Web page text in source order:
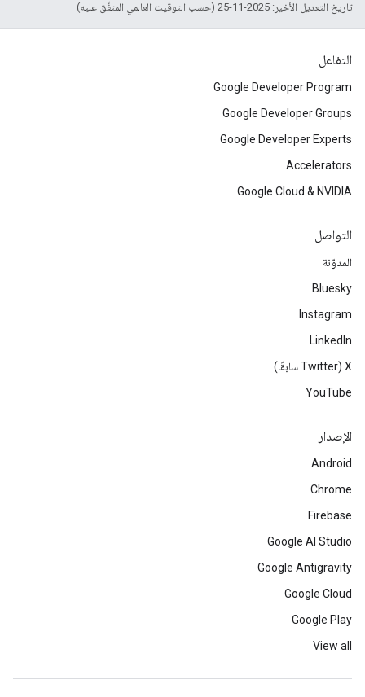
تاريخ التعديل الأخير: 2025-11-25 (حسب التوقيت العالمي المتفَّق عليه)
التفاعل
Google Developer Program
Google Developer Groups
Google Developer Experts
Accelerators
Google Cloud & NVIDIA
التواصل
المدوّنة
Bluesky
Instagram
LinkedIn
‫X ‏(Twitter سابقًا)
YouTube
الإصدار
Android
Chrome
Firebase
Google AI Studio
Google Antigravity
Google Cloud
Google Play
View all